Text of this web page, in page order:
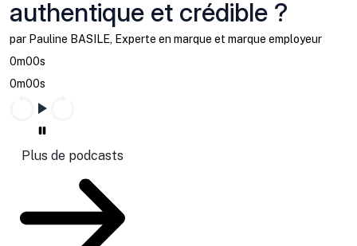
authentique et crédible ?
par Pauline BASILE, Experte en marque et marque employeur
0m00s
0m00s
Plus de podcasts